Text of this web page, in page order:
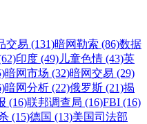
交易 (131)暗网勒索 (86)数据
印度 (49) 儿童色情 (43)英
暗网市场 (32)暗网交易 (29)
暗网分析 (22)俄罗斯 (21)揭
(16)联邦调查局 (16)FBI (16)
(15)德国 (13)美国司法部